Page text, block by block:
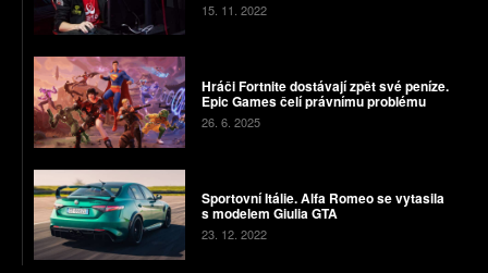
15. 11. 2022
Hráči Fortnite dostávají zpět své peníze.
Epic Games čelí právnímu problému
26. 6. 2025
Sportovní Itálie. Alfa Romeo se vytasila
s modelem Giulia GTA
23. 12. 2022